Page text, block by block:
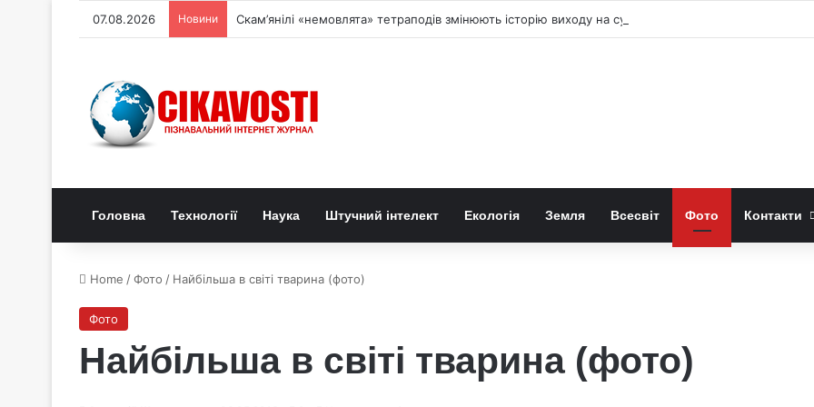
07.08.2026 Новини Скам’янілі «немовлята» тетраподів змінюють історію виходу на сушу
Головна Технології Наука Штучний інтелект Екологія Земля Всесвіт Фото Контакти
Home /Фото / Найбільша в світі тварина (фото)
Фото
Найбільша в світі тварина (фото)